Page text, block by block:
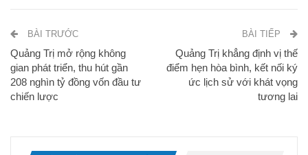
BÀI TRƯỚC
Quảng Trị mở rộng không
gian phát triển, thu hút gần
208 nghìn tỷ đồng vốn đầu tư
chiến lược
BÀI TIẾP
Quảng Trị khẳng định vị thế
điểm hẹn hòa bình, kết nối ký
ức lịch sử với khát vọng
tương lai